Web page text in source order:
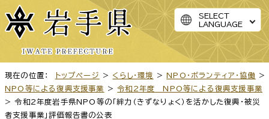
SELECT
LANGUAGE
現在の位置： トップページ > くらし・環境 >NPO・ボランティア・協働
>
NPO等による復興支援事業
>令和2年度 NPO等による復興支援事業
> 令和2年度岩手県NPO等の「絆力（きずなりょく）を活かした復興・被災
者支援事業」評価報告書の公表